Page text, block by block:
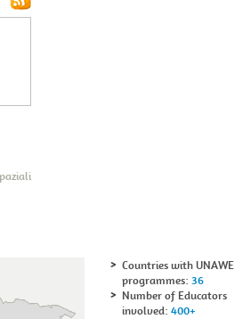
Countries with UNAWE
programmes: 36
Number of Educators
involved: 400+